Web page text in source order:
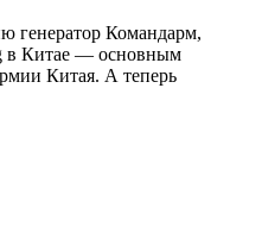
генератор Командарм,
в Китае — основным
Китая. А теперь